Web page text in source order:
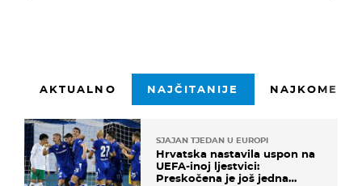
AKTUALNO NAJČITANIJE
SJAJAN TJEDAN U EUROPI
Hrvatska nastavila uspon na
UEFA-inoj ljestvici:
Preskočena je još jedna